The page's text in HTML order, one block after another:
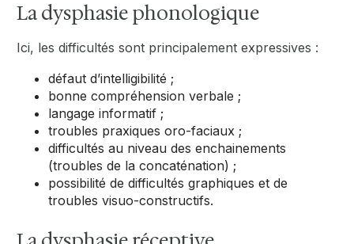
La dysphasie phonologique
Ici, les difficultés sont principalement expressives :
défaut d’intelligibilité ;
bonne compréhension verbale ;
langage informatif ;
troubles praxiques oro-faciaux ;
difficultés au niveau des enchainements
(troubles de la concaténation) ;
possibilité de difficultés graphiques et de
troubles visuo-constructifs.